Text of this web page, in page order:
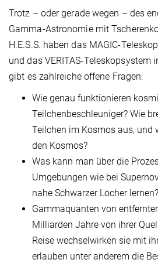
Trotz – oder gerade wegen – des
Gamma-Astronomie mit
H.E.S.S. haben das MAGIC-
und das VERITAS-Teleskopsystem
gibt es zahlreiche offene Fragen:
Wie genau funktionieren
Teilchenbeschleuniger? Wie
Teilchen im Kosmos aus, und
den Kosmos?
Was kann man über die
Umgebungen wie bei
nahe Schwarzer Löcher lernen?
Gammaquanten von
Milliarden Jahre von ihrer
Reise wechselwirken sie mit
erlauben unter anderem die